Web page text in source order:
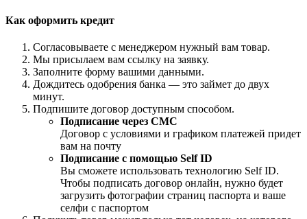
Как оформить кредит
Согласовываете с менеджером нужный вам товар.
Мы присылаем вам ссылку на заявку.
Заполните форму вашими данными.
Дождитесь одобрения банка — это займет до двух
минут.
Подпишите договор доступным способом.
Подписание через СМС
Договор с условиями и графиком платежей придет
вам на почту
Подписание с помощью Self ID
Вы сможете использовать технологию Self ID.
Чтобы подписать договор онлайн, нужно будет
загрузить фотографии страниц паспорта и ваше
селфи с паспортом